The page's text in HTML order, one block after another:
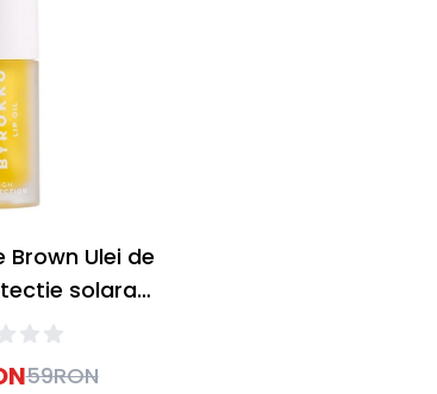
Brown Ulei de
solara
6ml
59RON